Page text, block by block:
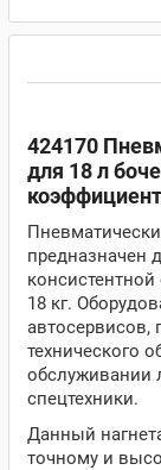
424170
для 18 л
предназначен
18 кг.
технического
обслуживании
спецтехники.
Данный
точному и